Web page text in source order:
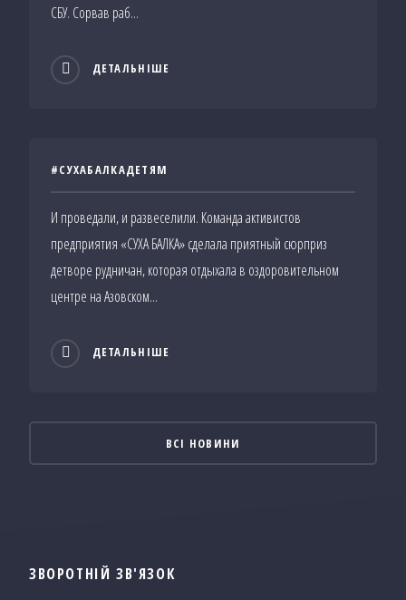
СБУ. Сорвав раб...
ДЕТАЛЬНІШЕ
#СУХАБАЛКАДЕТЯМ
И проведали, и развеселили. Команда активистов
предприятия «СУХА БАЛКА» сделала приятный сюрприз
детворе рудничан, которая отдыхала в оздоровительном
центре на Азовском...
ДЕТАЛЬНІШЕ
ВСІ НОВИНИ
ЗВОРОТНІЙ ЗВ'ЯЗОК